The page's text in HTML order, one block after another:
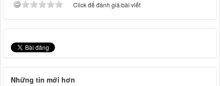
Click để đánh giá bài viết
Những tin mới hơn